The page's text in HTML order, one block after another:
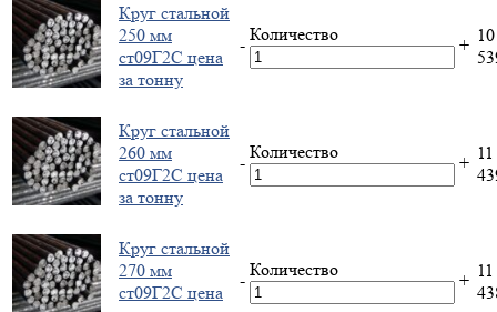
Круг стальной
250 мм
ст09Г2С цена
за тонну
-
Количество
+ 10
Круг стальной
260 мм
ст09Г2С цена
за тонну
-
Количество
+ 11
Круг стальной
270 мм
ст09Г2С цена
-
Количество
+ 11